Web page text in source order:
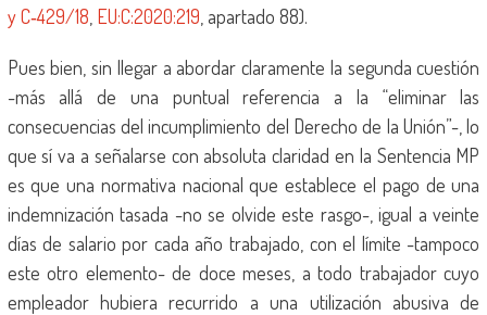
y C‑429/18 EU:C:2020:219 , apartado 88).
Pues bien, sin llegar a abordar claramente la segunda cuestión
-más allá de una puntual referencia a la “eliminar las
consecuencias del incumplimiento del Derecho de la Unión”-, lo
que sí va a señalarse con absoluta claridad en la Sentencia MP
es que una normativa nacional que establece el pago de una
indemnización tasada -no se olvide este rasgo-, igual a veinte
días de salario por cada año trabajado, con el límite -tampoco
este otro elemento- de doce meses, a todo trabajador cuyo
empleador hubiera recurrido a una utilización abusiva de